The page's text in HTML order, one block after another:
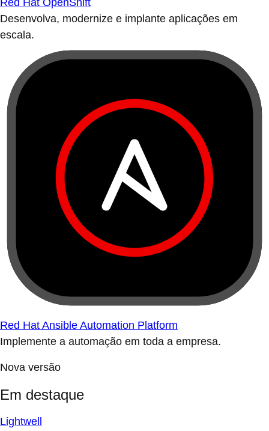
Red Hat OpenShift
Desenvolva, modernize e implante aplicações em
escala.
Red Hat Ansible Automation Platform
Implemente a automação em toda a empresa.
Nova versão
Em destaque
Lightwell